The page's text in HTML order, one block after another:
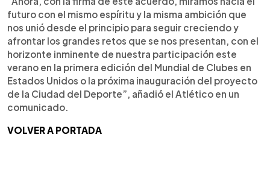
futuro con el mismo espíritu y la misma ambición que
nos unió desde el principio para seguir creciendo y
afrontar los grandes retos que se nos presentan, con el
horizonte inminente de nuestra participación este
verano en la primera edición del Mundial de Clubes en
Estados Unidos o la próxima inauguración del proyecto
de la Ciudad del Deporte”, añadió el Atlético en un
comunicado.
VOLVER A PORTADA